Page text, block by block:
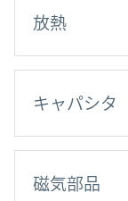
放熱
キャパシタ
磁気部品